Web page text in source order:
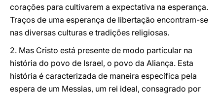
corações para cultivarem a expectativa na esperança.
Traços de uma esperança de libertação encontram-se
nas diversas culturas e tradições religiosas.
2. Mas Cristo está presente de modo particular na
história do povo de Israel, o povo da Aliança. Esta
história é caracterizada de maneira específica pela
espera de um Messias, um rei ideal, consagrado por